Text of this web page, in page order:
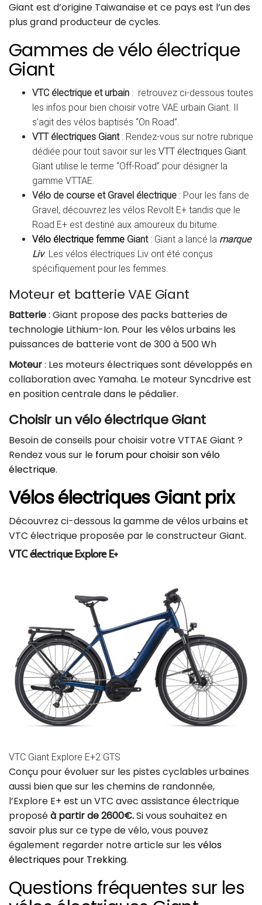
Giant est d’origine Taiwanaise et ce pays est l’un des
plus grand producteur de cycles.
Gammes de vélo électrique
Giant
VTC électrique et urbain : retrouvez ci-dessous toutes
les infos pour bien choisir votre VAE urbain Giant. Il
s’agit des vélos baptisés “On Road”.
VTT électriques Giant: Rendez-vous sur notre rubrique
dédiée pour tout savoir sur les VTT électriques Giant.
Giant utilise le terme “Off-Road” pour désigner la
gamme VTTAE.
Vélo de course et Gravel électrique : Pour les fans de
Gravel, découvrez les vélos Revolt E+ tandis que le
Road E+ est destiné aux amoureux du bitume.
Vélo électrique femme Giant: Giant a lancé la marque
Liv. Les vélos électriques Liv ont été conçus
spécifiquement pour les femmes.
Moteur et batterie VAE Giant
Batterie: Giant propose des packs batteries de
technologie Lithium-Ion. Pour les vélos urbains les
puissances de batterie vont de 300 à 500 Wh
Moteur: Les moteurs électriques sont développés en
collaboration avec Yamaha. Le moteur Syncdrive est
en position centrale dans le pédalier.
Choisir un vélo électrique Giant
Besoin de conseils pour choisir votre VTTAE Giant ?
Rendez vous sur le forum pour choisir son vélo
électrique.
Vélos électriques Giant prix
Découvrez ci-dessous la gamme de vélos urbains et
VTC électrique proposée par le constructeur Giant.
VTC électrique Explore E+
VTC Giant Explore E+2 GTS
Conçu pour évoluer sur les pistes cyclables urbaines
aussi bien que sur les chemins de randonnée,
l’Explore E+ est un VTC avec assistance électrique
proposéà partir de 2600€.Si vous souhaitez en
savoir plus sur ce type de vélo, vous pouvez
également regarder notre article sur les vélos
électriques pour Trekking.
Questions fréquentes sur les